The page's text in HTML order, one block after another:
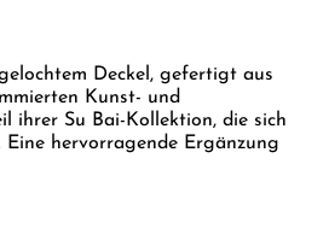
Deckel, gefertigt aus
Kunst- und
ihrer Su Bai-Kollektion, die sich
hervorragende Ergänzung